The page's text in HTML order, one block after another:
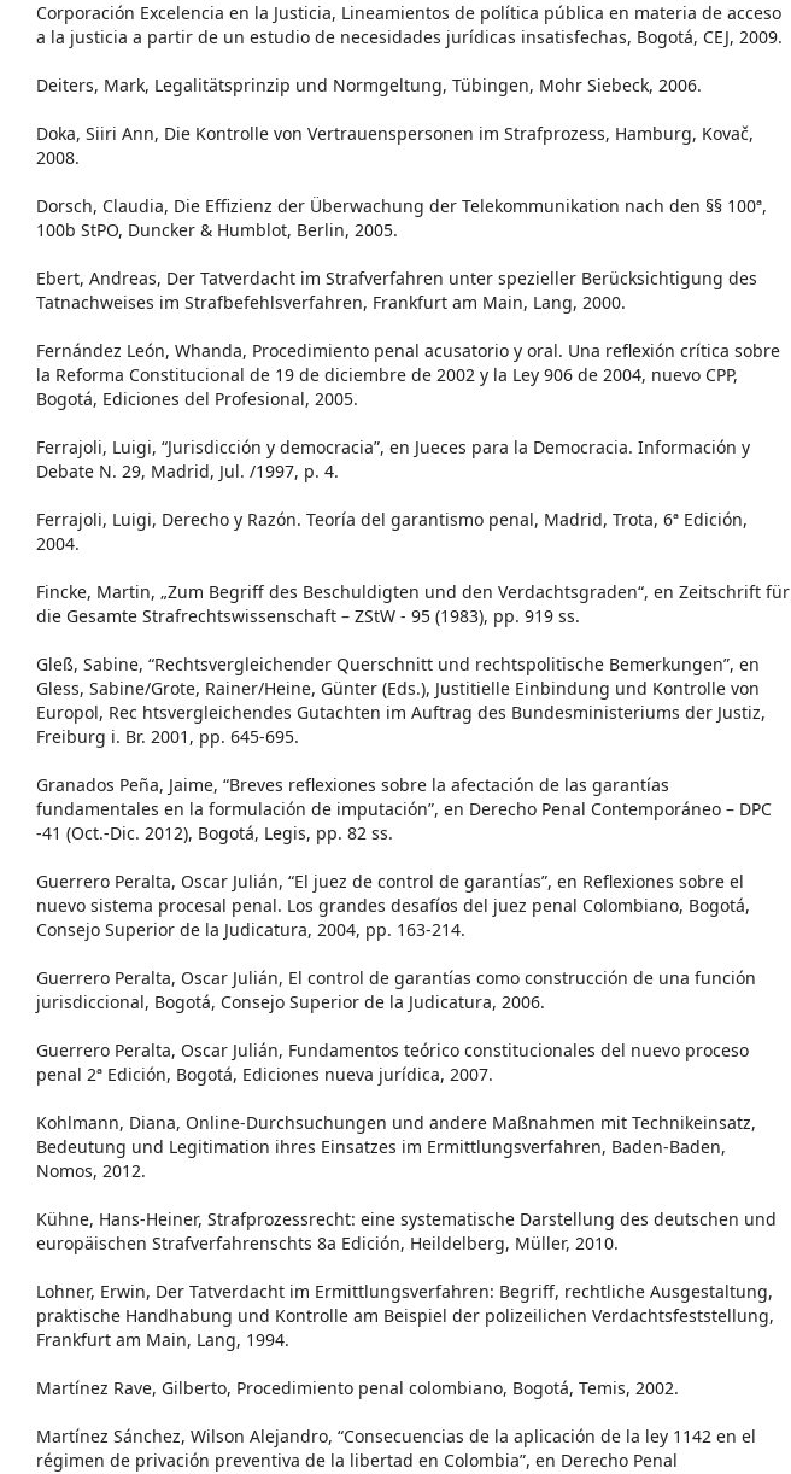
Corporación Excelencia en la Justicia, Lineamientos de política pública en materia de acceso
a la justicia a partir de un estudio de necesidades jurídicas insatisfechas, Bogotá, CEJ, 2009.
Deiters, Mark, Legalitätsprinzip und Normgeltung, Tübingen, Mohr Siebeck, 2006.
Doka, Siiri Ann, Die Kontrolle von Vertrauenspersonen im Strafprozess, Hamburg, Kovač,
2008.
Dorsch, Claudia, Die Effizienz der Überwachung der Telekommunikation nach den §§ 100ª,
100b StPO, Duncker & Humblot, Berlin, 2005.
Ebert, Andreas, Der Tatverdacht im Strafverfahren unter spezieller Berücksichtigung des
Tatnachweises im Strafbefehlsverfahren, Frankfurt am Main, Lang, 2000.
Fernández León, Whanda, Procedimiento penal acusatorio y oral. Una reflexión crítica sobre
la Reforma Constitucional de 19 de diciembre de 2002 y la Ley 906 de 2004, nuevo CPP,
Bogotá, Ediciones del Profesional, 2005.
Ferrajoli, Luigi, “Jurisdicción y democracia”, en Jueces para la Democracia. Información y
Debate N. 29, Madrid, Jul. /1997, p. 4.
Ferrajoli, Luigi, Derecho y Razón. Teoría del garantismo penal, Madrid, Trota, 6ª Edición,
2004.
Fincke, Martin, „Zum Begriff des Beschuldigten und den Verdachtsgraden“, en Zeitschrift für
die Gesamte Strafrechtswissenschaft – ZStW - 95 (1983), pp. 919 ss.
Gleß, Sabine, “Rechtsvergleichender Querschnitt und rechtspolitische Bemerkungen”, en
Gless, Sabine/Grote, Rainer/Heine, Günter (Eds.), Justitielle Einbindung und Kontrolle von
Europol, Rec htsvergleichendes Gutachten im Auftrag des Bundesministeriums der Justiz,
Freiburg i. Br. 2001, pp. 645-695.
Granados Peña, Jaime, “Breves reflexiones sobre la afectación de las garantías
fundamentales en la formulación de imputación”, en Derecho Penal Contemporáneo – DPC
-41 (Oct.-Dic. 2012), Bogotá, Legis, pp. 82 ss.
Guerrero Peralta, Oscar Julián, “El juez de control de garantías”, en Reflexiones sobre el
nuevo sistema procesal penal. Los grandes desafíos del juez penal Colombiano, Bogotá,
Consejo Superior de la Judicatura, 2004, pp. 163-214.
Guerrero Peralta, Oscar Julián, El control de garantías como construcción de una función
jurisdiccional, Bogotá, Consejo Superior de la Judicatura, 2006.
Guerrero Peralta, Oscar Julián, Fundamentos teórico constitucionales del nuevo proceso
penal 2ª Edición, Bogotá, Ediciones nueva jurídica, 2007.
Kohlmann, Diana, Online-Durchsuchungen und andere Maßnahmen mit Technikeinsatz,
Bedeutung und Legitimation ihres Einsatzes im Ermittlungsverfahren, Baden-Baden,
Nomos, 2012.
Kühne, Hans-Heiner, Strafprozessrecht: eine systematische Darstellung des deutschen und
europäischen Strafverfahrenschts 8a Edición, Heildelberg, Müller, 2010.
Lohner, Erwin, Der Tatverdacht im Ermittlungsverfahren: Begriff, rechtliche Ausgestaltung,
praktische Handhabung und Kontrolle am Beispiel der polizeilichen Verdachtsfeststellung,
Frankfurt am Main, Lang, 1994.
Martínez Rave, Gilberto, Procedimiento penal colombiano, Bogotá, Temis, 2002.
Martínez Sánchez, Wilson Alejandro, “Consecuencias de la aplicación de la ley 1142 en el
régimen de privación preventiva de la libertad en Colombia”, en Derecho Penal